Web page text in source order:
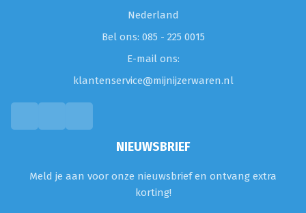
Nederland
Bel ons: 085 - 225 0015
E-mail ons:
klantenservice@mijnijzerwaren.nl
NIEUWSBRIEF
Meld je aan voor onze nieuwsbrief en ontvang extra
korting!